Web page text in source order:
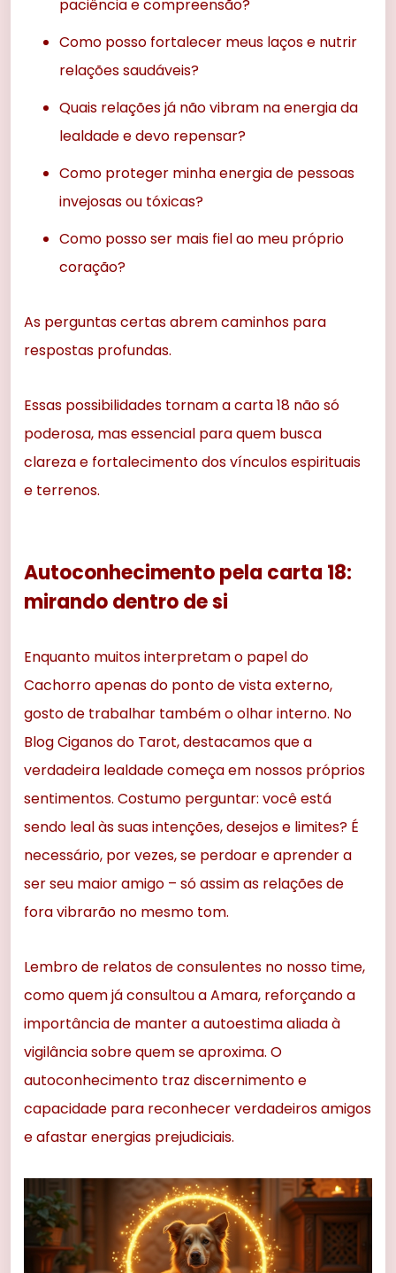
paciência e compreensão?
Como posso fortalecer meus laços e nutrir
relações saudáveis?
Quais relações já não vibram na energia da
lealdade e devo repensar?
Como proteger minha energia de pessoas
invejosas ou tóxicas?
Como posso ser mais fiel ao meu próprio
coração?
As perguntas certas abrem caminhos para
respostas profundas.
Essas possibilidades tornam a carta 18 não só
poderosa, mas essencial para quem busca
clareza e fortalecimento dos vínculos espirituais
e terrenos.
Autoconhecimento pela carta 18:
mirando dentro de si
Enquanto muitos interpretam o papel do
Cachorro apenas do ponto de vista externo,
gosto de trabalhar também o olhar interno. No
Blog Ciganos do Tarot, destacamos que a
verdadeira lealdade começa em nossos próprios
sentimentos. Costumo perguntar: você está
sendo leal às suas intenções, desejos e limites? É
necessário, por vezes, se perdoar e aprender a
ser seu maior amigo – só assim as relações de
fora vibrarão no mesmo tom.
Lembro de relatos de consulentes no nosso time,
como quem já consultou a Amara, reforçando a
importância de manter a autoestima aliada à
vigilância sobre quem se aproxima. O
autoconhecimento traz discernimento e
capacidade para reconhecer verdadeiros amigos
e afastar energias prejudiciais.